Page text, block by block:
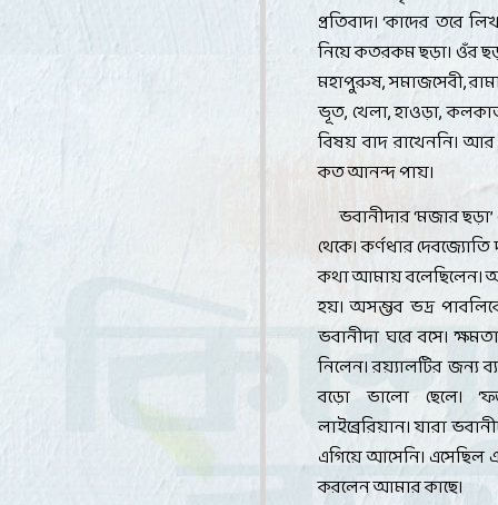
প্রতিবাদ।‘কাদের তরে
নিয়ে কতরকম ছড়া। ওঁর
মহাপুরুষ,সমাজসেবী,
ভূত,খেলা,হাওড়া,
বিষয় বাদ রাখেননি।
কত আনন্দ পায়।
ভবানীদার‘মজার ছড়া’
থেকে। কর্ণধার
কথা আমায় বলেছিলেন।
হয়। অসম্ভব ভদ্র
ভবানীদা ঘরে বসে।
নিলেন। রয়্যালটির জন্য
বড়ো ভালো ছেলে। ‘
লাইব্রেরিয়ান। যারা
এগিয়ে আসেনি। এসেছিল
করলেন আমার কাছে।